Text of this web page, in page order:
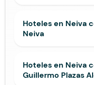
Hoteles en Neiva
Neiva
Hoteles en Neiva
Guillermo Plazas